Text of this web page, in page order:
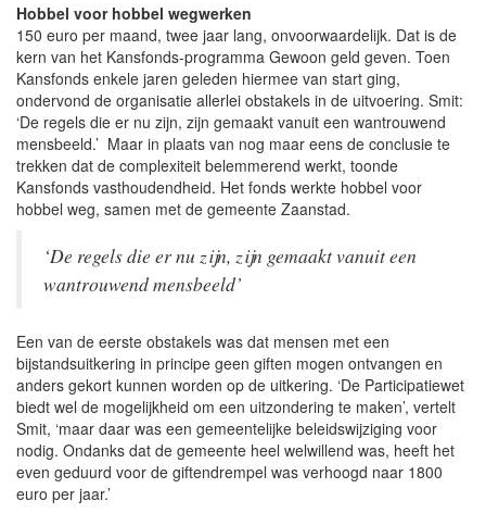
Hobbel voor hobbel wegwerken
150 euro per maand, twee jaar lang, onvoorwaardelijk. Dat is de
kern van het Kansfonds-programma Gewoon geld geven. Toen
Kansfonds enkele jaren geleden hiermee van start ging,
ondervond de organisatie allerlei obstakels in de uitvoering. Smit:
‘De regels die er nu zijn, zijn gemaakt vanuit een wantrouwend
mensbeeld.’ Maar in plaats van nog maar eens de conclusie te
trekken dat de complexiteit belemmerend werkt, toonde
Kansfonds vasthoudendheid. Het fonds werkte hobbel voor
hobbel weg, samen met de gemeente Zaanstad.
‘De regels die er nu zijn, zijn gemaakt vanuit een
wantrouwend mensbeeld’
Een van de eerste obstakels was dat mensen met een
bijstandsuitkering in principe geen giften mogen ontvangen en
anders gekort kunnen worden op de uitkering. ‘De Participatiewet
biedt wel de mogelijkheid om een uitzondering te maken’, vertelt
Smit, ‘maar daar was een gemeentelijke beleidswijziging voor
nodig. Ondanks dat de gemeente heel welwillend was, heeft het
even geduurd voor de giftendrempel was verhoogd naar 1800
euro per jaar.’